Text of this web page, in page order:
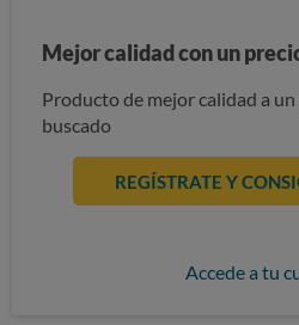
Mejor calidad con un
Producto de mejor calidad a
buscado
REGÍSTRATE Y
Accede a tu